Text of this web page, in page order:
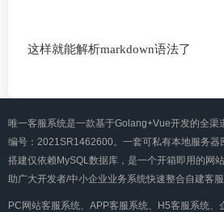
这样就能解析markdown语法了
唯一客服系统是一款基于Golang+Vue开发的全渠
编号：2021SR1462600。一套可私有本地服务器
搭建仅依赖MySQL数据库，是一个开箱即用的网
助广大开发者/中小企业业务系统快速整合自建客服
PC网站客服系统、APP客服系统、H5客服系统、